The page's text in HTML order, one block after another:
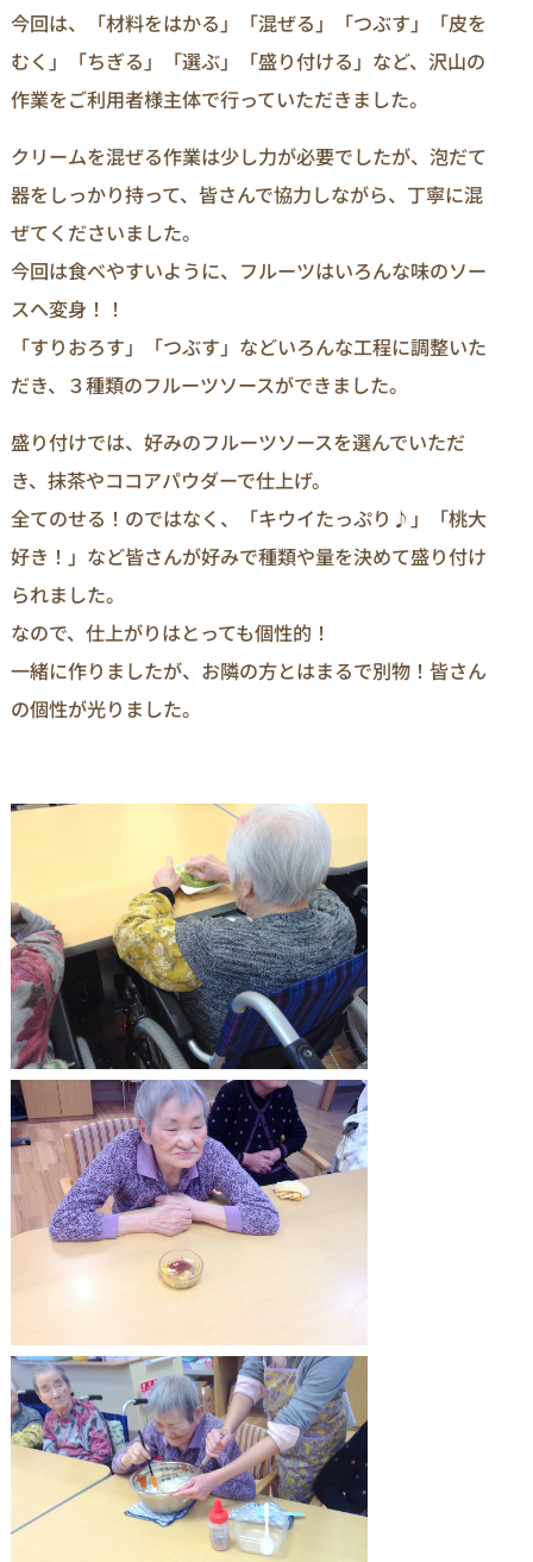
今回は、「材料をはかる」「混ぜる」「つぶす」「皮を
むく」「ちぎる」「選ぶ」「盛り付ける」など、沢山の
作業をご利用者様主体で行っていただきました。
クリームを混ぜる作業は少し力が必要でしたが、泡だて
器をしっかり持って、皆さんで協力しながら、丁寧に混
ぜてくださいました。
今回は食べやすいように、フルーツはいろんな味のソー
スへ変身！！
「すりおろす」「つぶす」などいろんな工程に調整いた
だき、３種類のフルーツソースができました。
盛り付けでは、好みのフルーツソースを選んでいただ
き、抹茶やココアパウダーで仕上げ。
全てのせる！のではなく、「キウイたっぷり♪」「桃大
好き！」など皆さんが好みで種類や量を決めて盛り付け
られました。
なので、仕上がりはとっても個性的！
一緒に作りましたが、お隣の方とはまるで別物！皆さん
の個性が光りました。